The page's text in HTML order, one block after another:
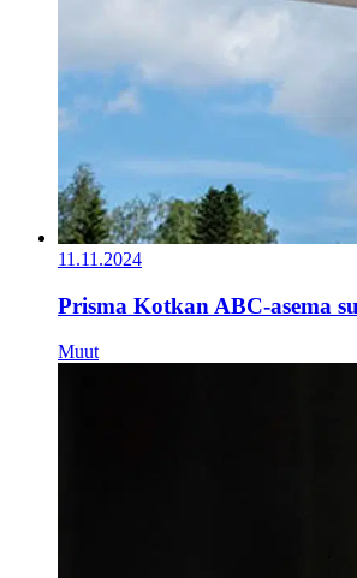
11.11.2024
Prisma Kotkan ABC-asema
Muut